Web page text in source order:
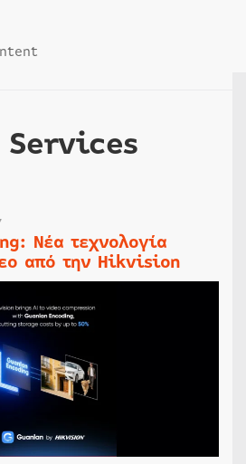
Νέα τεχνολογία
από την Hikvision